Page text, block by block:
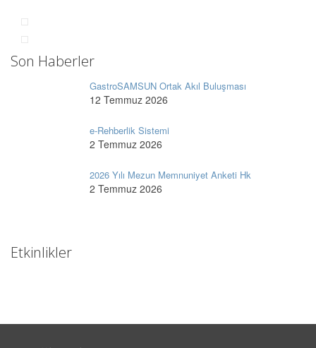
Son Haberler
GastroSAMSUN Ortak Akıl Buluşması
12 Temmuz 2026
e-Rehberlik Sistemi
2 Temmuz 2026
2026 Yılı Mezun Memnuniyet Anketi Hk
2 Temmuz 2026
Etkinlikler